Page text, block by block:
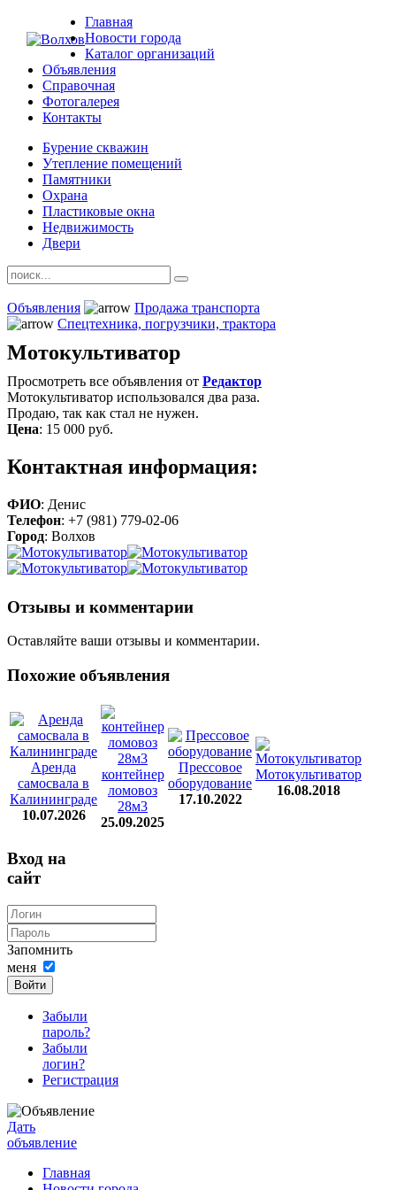
Главная
Новости города
Каталог организаций
Объявления
Справочная
Фотогалерея
Контакты
Бурение скважин
Утепление помещений
Памятники
Охрана
Пластиковые окна
Недвижимость
Двери
Объявления
Продажа транспорта
Спецтехника, погрузчики, трактора
Мотокультиватор
Просмотреть все объявления от Редактор
Мотокультиватор использовался два раза.
Продаю, так как стал не нужен.
Цена: 15 000 руб.
Контактная информация:
ФИО: Денис
Телефон: +7 (981) 779-02-06
Город: Волхов
Отзывы и комментарии
Оставляйте ваши отзывы и комментарии.
Похожие объявления
Аренда
самосвала в
Калининграде
10.07.2026
контейнер
ломовоз
28м3
25.09.2025
Прессовое
оборудование
17.10.2022
Мотокультиватор
16.08.2018
Вход на
сайт
Запомнить
меня
Войти
Забыли
пароль?
Забыли
логин?
Регистрация
Дать
объявление
Главная